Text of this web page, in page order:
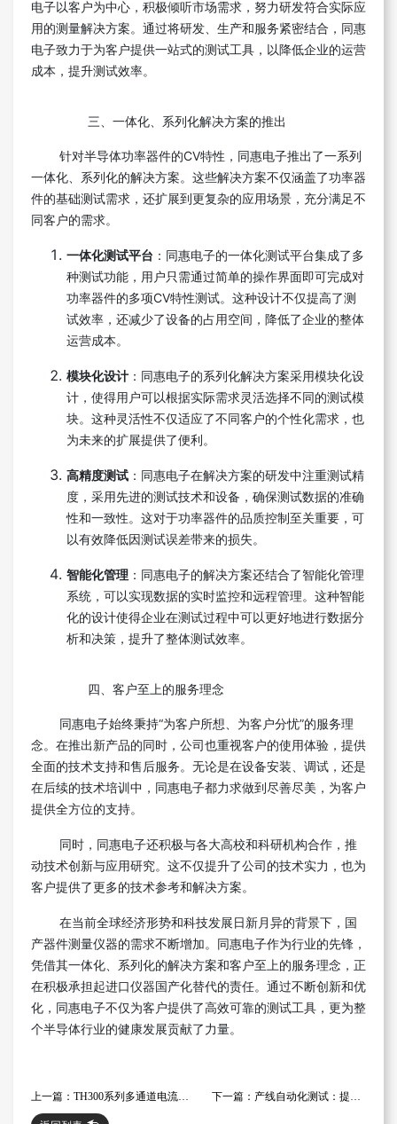
电子以客户为中心，积极倾听市场需求，努力研发符合实际应
用的测量解决方案。通过将研发、生产和服务紧密结合，同惠
电子致力于为客户提供一站式的测试工具，以降低企业的运营
成本，提升测试效率。
三、一体化、系列化解决方案的推出
针对半导体功率器件的CV特性，同惠电子推出了一系列
一体化、系列化的解决方案。这些解决方案不仅涵盖了功率器
件的基础测试需求，还扩展到更复杂的应用场景，充分满足不
同客户的需求。
一体化测试平台 ：同惠电子的一体化测试平台集成了多
种测试功能，用户只需通过简单的操作界面即可完成对
功率器件的多项CV特性测试。这种设计不仅提高了测
试效率，还减少了设备的占用空间，降低了企业的整体
运营成本。
模块化设计 ：同惠电子的系列化解决方案采用模块化设
计，使得用户可以根据实际需求灵活选择不同的测试模
块。这种灵活性不仅适应了不同客户的个性化需求，也
为未来的扩展提供了便利。
高精度测试 ：同惠电子在解决方案的研发中注重测试精
度，采用先进的测试技术和设备，确保测试数据的准确
性和一致性。这对于功率器件的品质控制至关重要，可
以有效降低因测试误差带来的损失。
智能化管理 ：同惠电子的解决方案还结合了智能化管理
系统，可以实现数据的实时监控和远程管理。这种智能
化的设计使得企业在测试过程中可以更好地进行数据分
析和决策，提升了整体测试效率。
四、客户至上的服务理念
同惠电子始终秉持“为客户所想、为客户分忧”的服务理
念。在推出新产品的同时，公司也重视客户的使用体验，提供
全面的技术支持和售后服务。无论是在设备安装、调试，还是
在后续的技术培训中，同惠电子都力求做到尽善尽美，为客户
提供全方位的支持。
同时，同惠电子还积极与各大高校和科研机构合作，推
动技术创新与应用研究。这不仅提升了公司的技术实力，也为
客户提供了更多的技术参考和解决方案。
在当前全球经济形势和科技发展日新月异的背景下，国
产器件测量仪器的需求不断增加。同惠电子作为行业的先锋，
凭借其一体化、系列化的解决方案和客户至上的服务理念，正
在积极承担起进口仪器国产化替代的责任。通过不断创新和优
化，同惠电子不仅为客户提供了高效可靠的测试工具，更为整
个半导体行业的健康发展贡献了力量。
上一篇：TH300系列多通道电流测试系统：高效的测试解决方案 下一篇：产线自动化测试：提升效率与精度的解决方案